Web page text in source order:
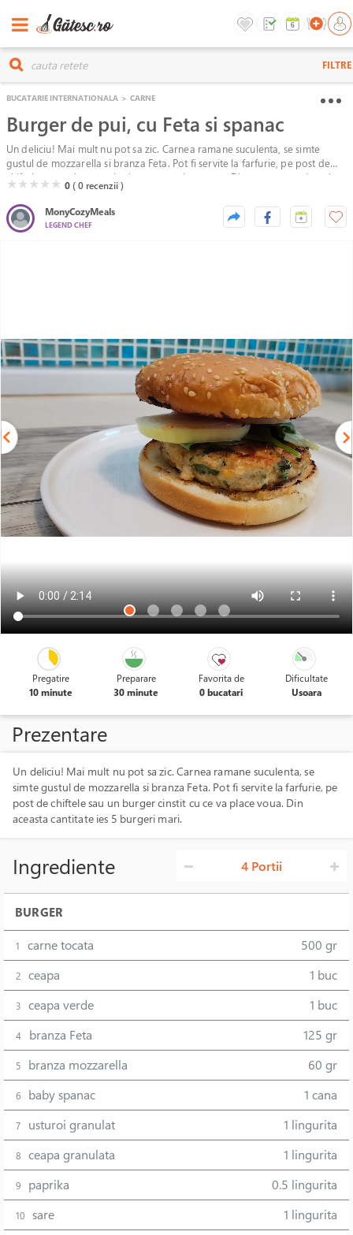
FILTRE
BUCATARIE INTERNATIONALA > CARNE
Burger de pui, cu Feta si spanac
Un deliciu! Mai mult nu pot sa zic. Carnea ramane suculenta, se simte
gustul de mozzarella si branza Feta. Pot fi servite la farfurie, pe post de
chiftele sau un burger cinstit cu ce va place voua. Din aceasta cantitate ies
5 burgeri mari.
( )
★( )
★( )
★( )
★( )
★ 0( 0 recenzii )
MonyCozyMeals
LEGEND CHEF
Pregatire
10 minute
Preparare
30 minute
Favorita de
0 bucatari
Dificultate
Usoara
Prezentare
Un deliciu! Mai mult nu pot sa zic. Carnea ramane suculenta, se
simte gustul de mozzarella si branza Feta. Pot fi servite la farfurie, pe
post de chiftele sau un burger cinstit cu ce va place voua. Din
aceasta cantitate ies 5 burgeri mari.
Ingrediente 4 Portii
BURGER
1 carne tocata 500 gr
2 ceapa 1 buc
3 ceapa verde 1 buc
4 branza Feta 125 gr
5 branza mozzarella 60 gr
6 baby spanac 1 cana
7 usturoi granulat 1 lingurita
8 ceapa granulata 1 lingurita
9 paprika 0.5 lingurita
10 sare 1 lingurita